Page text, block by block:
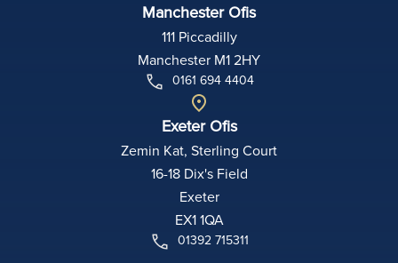
Manchester Ofis
111 Piccadilly
Manchester M1 2HY
0161 694 4404
Exeter Ofis
Zemin Kat, Sterling Court
16-18 Dix's Field
Exeter
EX1 1QA
01392 715311